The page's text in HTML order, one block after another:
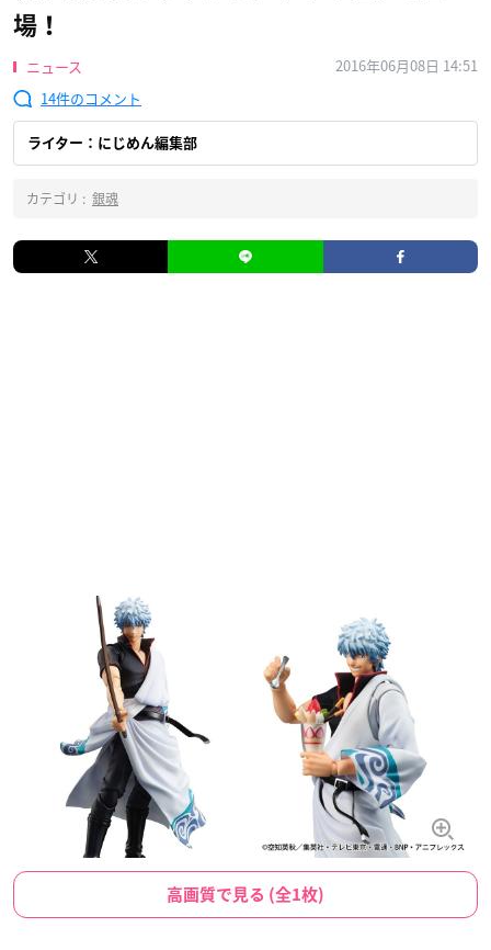
場！
ニュース
2016年06月08日 14:51
14
ライター：にじめん編集部
カテゴリ : 銀魂
高画質で見る (全1枚)